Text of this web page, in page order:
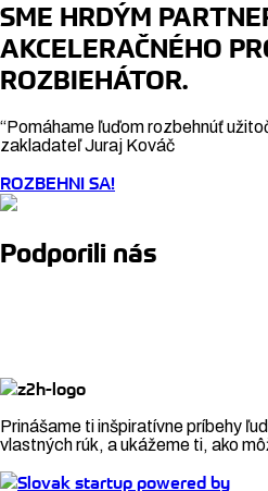
SME HRDÝM
AKCELERAČNÉHO
ROZBIEHÁTOR.
“Pomáhame ľuďom rozbehnúť
zakladateľ Juraj Kováč
ROZBEHNI SA!
Podporili nás
Prinášame ti inšpiratívne príbehy
vlastných rúk, a ukážeme ti, ako